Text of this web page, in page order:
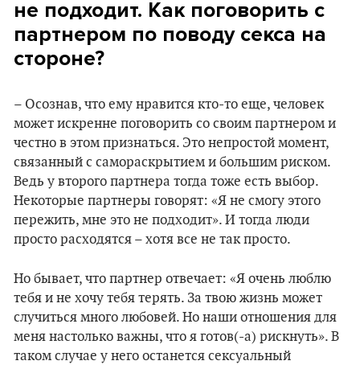
не подходит. Как поговорить с
партнером по поводу секса на
стороне?
– Осознав, что ему нравится кто-то еще, человек
может искренне поговорить со своим партнером и
честно в этом признаться. Это непростой момент,
связанный с самораскрытием и большим риском.
Ведь у второго партнера тогда тоже есть выбор.
Некоторые партнеры говорят: «Я не смогу этого
пережить, мне это не подходит». И тогда люди
просто расходятся – хотя все не так просто.
Но бывает, что партнер отвечает: «Я очень люблю
тебя и не хочу тебя терять. За твою жизнь может
случиться много любовей. Но наши отношения для
меня настолько важны, что я готов(-а) рискнуть». В
таком случае у него останется сексуальный